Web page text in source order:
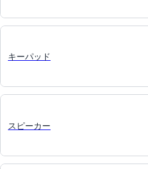
キーパッド
スピーカー